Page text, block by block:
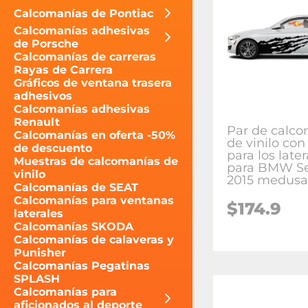
Calcomanías de Pontiac
Calcomanías adhesivas
de Porsche
Calcomanías de carreras
Rayas de Carrera
Gráficos de ventana trasera
adhesivos
Calcomanías adhesivas
Renault
Calcomanías en oferta -50%
de descuento
Muestras de calcomanías de
vinilo
Calcomanías de SEAT
Calcomanías para ventanas
laterales
Calcomanías SKODA
Calcomanías de calaveras y
Punisher
Calcomanías Pegatinas
SPLASH
Calcomanías para
aficionados al deporte
Par de
de vinilo
para los
para BMW
2015 medusa
$174.9